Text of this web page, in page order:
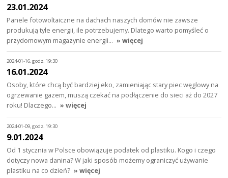
23.01.2024
Panele fotowoltaiczne na dachach naszych domów nie zawsze
produkują tyle energii, ile potrzebujemy. Dlatego warto pomyśleć o
przydomowym magazynie energii… » więcej
2024-01-16, godz. 19:30
16.01.2024
Osoby, które chcą być bardziej eko, zamieniając stary piec węglowy na
ogrzewanie gazem, muszą czekać na podłączenie do sieci aż do 2027
roku! Dlaczego… » więcej
2024-01-09, godz. 19:30
9.01.2024
Od 1 stycznia w Polsce obowiązuje podatek od plastiku. Kogo i czego
dotyczy nowa danina? W jaki sposób możemy ograniczyć używanie
plastiku na co dzień? » więcej